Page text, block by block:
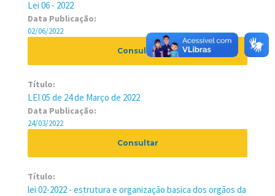
Lei 06 - 2022
Data Publicação:
02/06/2022
Consultar
Título:
LEI 05 de 24 de Março de 2022
Data Publicação:
24/03/2022
Consultar
Título:
lei 02-2022 - estrutura e organização basica dos orgãos da